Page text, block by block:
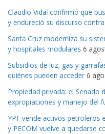
o
r
i
a
s
Claudio Vidal confirmó que
y endureció su discurso
Santa Cruz moderniza su
y hospitales modulares 6
Subsidios de luz, gas y
quiénes pueden acceder 6
Propiedad privada: el Senado
expropiaciones y manejo del
YPF vende activos petroleros
y PECOM vuelve a quedarse